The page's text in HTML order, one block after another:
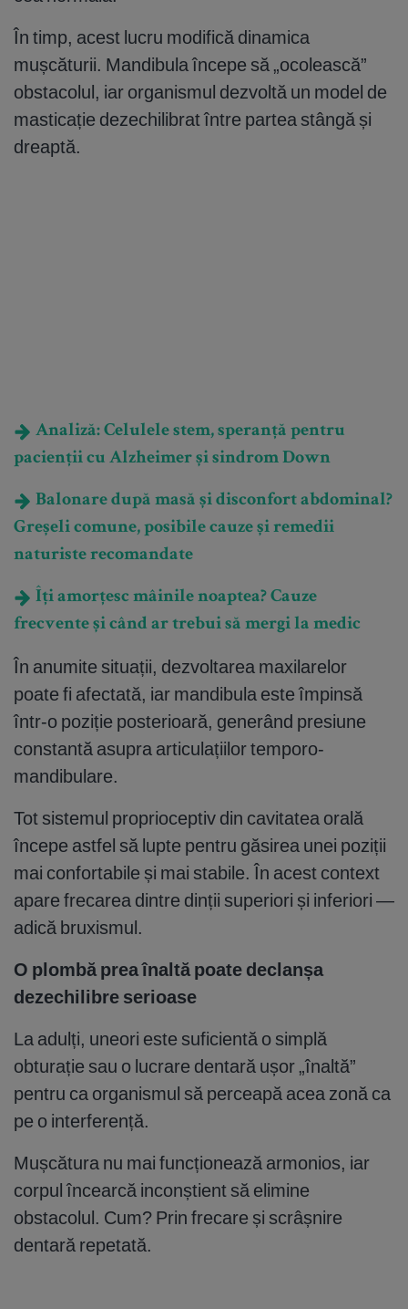
În timp, acest lucru modifică dinamica
mușcăturii. Mandibula începe să „ocolească”
obstacolul, iar organismul dezvoltă un model de
masticație dezechilibrat între partea stângă și
dreaptă.
Analiză: Celulele stem, speranță pentru
pacienții cu Alzheimer și sindrom Down
Balonare după masă și disconfort abdominal?
Greșeli comune, posibile cauze și remedii
naturiste recomandate
Îți amorțesc mâinile noaptea? Cauze
frecvente și când ar trebui să mergi la medic
În anumite situații, dezvoltarea maxilarelor
poate fi afectată, iar mandibula este împinsă
într-o poziție posterioară, generând presiune
constantă asupra articulațiilor temporo-
mandibulare.
Tot sistemul proprioceptiv din cavitatea orală
începe astfel să lupte pentru găsirea unei poziții
mai confortabile și mai stabile. În acest context
apare frecarea dintre dinții superiori și inferiori —
adică bruxismul.
O plombă prea înaltă poate declanșa
dezechilibre serioase
La adulți, uneori este suficientă o simplă
obturație sau o lucrare dentară ușor „înaltă”
pentru ca organismul să perceapă acea zonă ca
pe o interferență.
Mușcătura nu mai funcționează armonios, iar
corpul încearcă inconștient să elimine
obstacolul. Cum? Prin frecare și scrâșnire
dentară repetată.